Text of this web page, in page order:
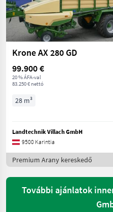
Krone AX 280 GD
99.900 €
20 % ÁFA-val
83.250 € nettó
28 m³
Landtechnik Villach GmbH
9500 Karintia
Premium Arany kereskedő
További ajánlatok